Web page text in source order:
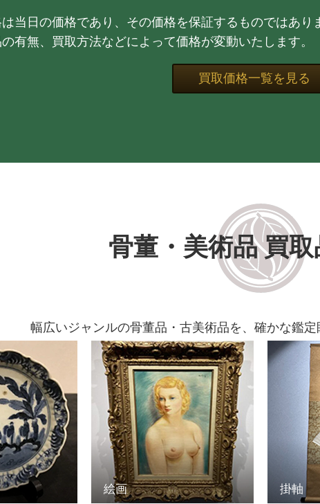
当日の価格であり、その価格を保証するものではあり
有無、買取方法などによって価格が変動いたします。
買取価格一覧を見る
骨董・美術品 買
幅広いジャンルの骨董品・古美術品を、確かな鑑定
絵画 掛軸